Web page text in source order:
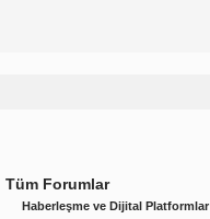
Tüm Forumlar
Haberleşme ve Dijital Platformlar